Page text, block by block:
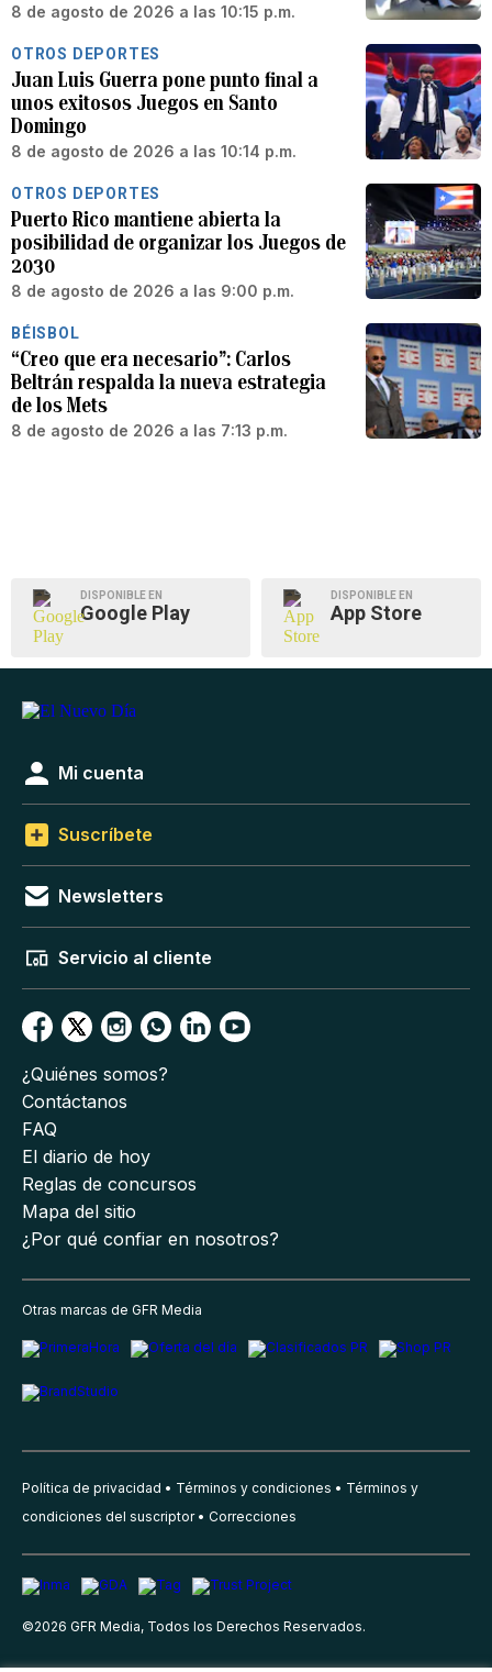
8 de agosto de 2026 a las 10:15 p.m.
OTROS DEPORTES
Juan Luis Guerra pone punto final a
unos exitosos Juegos en Santo
Domingo
8 de agosto de 2026 a las 10:14 p.m.
OTROS DEPORTES
Puerto Rico mantiene abierta la
posibilidad de organizar los Juegos de
2030
8 de agosto de 2026 a las 9:00 p.m.
BÉISBOL
“Creo que era necesario”: Carlos
Beltrán respalda la nueva estrategia
de los Mets
8 de agosto de 2026 a las 7:13 p.m.
DISPONIBLE EN
Google Play
DISPONIBLE EN
App Store
Mi cuenta
Suscríbete
Newsletters
Servicio al cliente
¿Quiénes somos?
Contáctanos
FAQ
El diario de hoy
Reglas de concursos
Mapa del sitio
¿Por qué confiar en nosotros?
Otras marcas de GFR Media
Política de privacidad Términos y condiciones
Términos y
condiciones del suscriptor
Correcciones
©2026 GFR Media, Todos los Derechos Reservados.